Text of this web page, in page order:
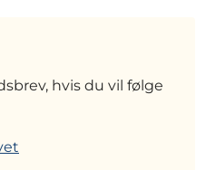
hvis du vil følge